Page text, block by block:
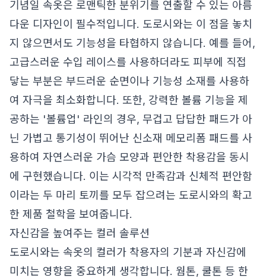
기념일 속옷은 로맨틱한 분위기를 연출할 수 있는 아름
다운 디자인이 필수적입니다. 도로시와는 이 점을 놓치
지 않으면서도 기능성을 타협하지 않습니다. 예를 들어,
고급스러운 수입 레이스를 사용하더라도 피부에 직접
닿는 부분은 부드러운 순면이나 기능성 소재를 사용하
여 자극을 최소화합니다. 또한, 강력한 볼륨 기능을 제
공하는 '볼륨업' 라인의 경우, 무겁고 답답한 패드가 아
닌 가볍고 통기성이 뛰어난 신소재 메모리폼 패드를 사
용하여 자연스러운 가슴 모양과 편안한 착용감을 동시
에 구현했습니다. 이는 시각적 만족감과 신체적 편안함
이라는 두 마리 토끼를 모두 잡으려는 도로시와의 확고
한 제품 철학을 보여줍니다.
자신감을 높여주는 컬러 솔루션
도로시와는 속옷의 컬러가 착용자의 기분과 자신감에
미치는 영향을 중요하게 생각합니다. 웜톤, 쿨톤 등 한